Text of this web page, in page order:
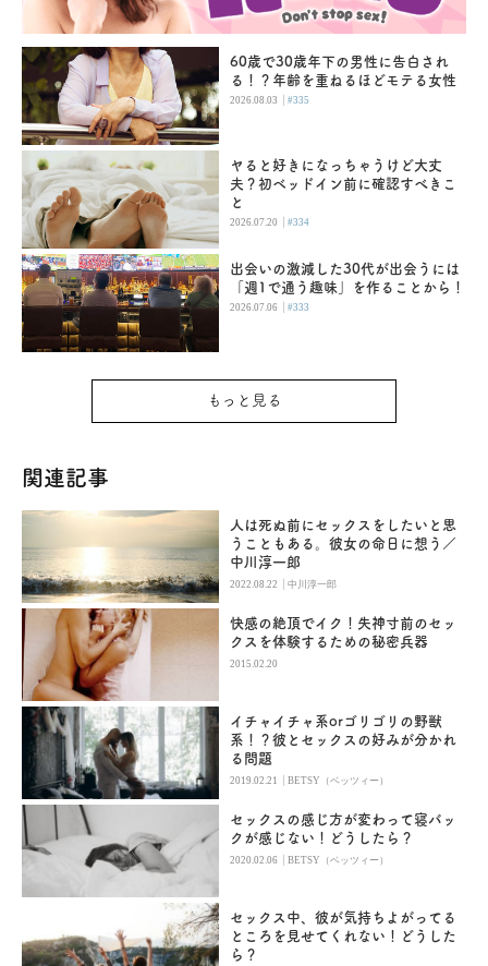
60歳で30歳年下の男性に告白され
る！？年齢を重ねるほどモテる女性
2026.08.03 |#335
ヤると好きになっちゃうけど大丈
夫？初ベッドイン前に確認すべきこ
と
2026.07.20 |#334
出会いの激減した30代が出会うには
「週1で通う趣味」を作ることから！
2026.07.06 |#333
もっと見る
関連記事
人は死ぬ前にセックスをしたいと思
うこともある。彼女の命日に想う／
中川淳一郎
2022.08.22 |中川淳一郎
快感の絶頂でイク！失神寸前のセッ
クスを体験するための秘密兵器
2015.02.20
イチャイチャ系orゴリゴリの野獣
系！？彼とセックスの好みが分かれ
る問題
2019.02.21 |BETSY（ベッツィー）
セックスの感じ方が変わって寝バッ
クが感じない！どうしたら？
2020.02.06 |BETSY（ベッツィー）
セックス中、彼が気持ちよがってる
ところを見せてくれない！どうした
ら？